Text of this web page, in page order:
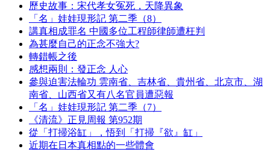
歷史故事：宋代孝女冤死，天降異象
「名」娃娃現形記 第二季（8）
講真相成罪名 中國多位工程師律師遭枉判
為甚麼自己的正念不強大?
轉錯帳之後
感想兩則：發正念 人心
參與迫害法輪功 雲南省、吉林省、貴州省、北京市、湖
南省、山西省又有八名官員遭惡報
「名」娃娃現形記 第二季（7）
《清流》正見周報 第952期
從「打掃浴缸」，悟到「打掃『欲』缸」
近期在日本真相點的一些體會